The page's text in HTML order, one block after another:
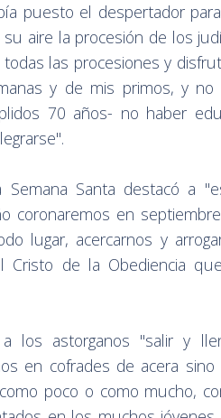
puesto el despertador
aire la procesión de los
las procesiones y
y de mis primos, y
70 años- no haber
Santa destacó a
coronaremos en
lugar, acercarnos y
Cristo de la Obediencia
los astorganos "salir y
en cofrades de acera
poco o como mucho,